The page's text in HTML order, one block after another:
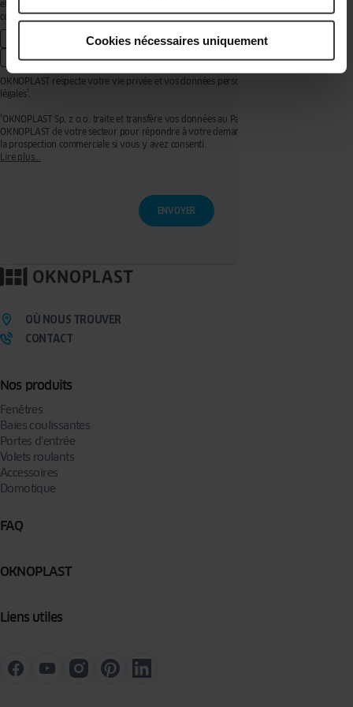
Cookies nécessaires uniquement
et le Partenaire Premium OKNOPLAST de mon secteur pour recevoir de la prospection
commerciale concernant la marque OKNOPLAST :
par appel téléphonique ou SMS
OKNOPLAST respecte votre vie privée et vos données personnelles, voir mentions
légales¹.
¹OKNOPLAST Sp. z o.o. traite et transfère vos données au Partenaire Premium
OKNOPLAST de votre secteur pour répondre à votre demande de devis et effectuer de
la prospection commerciale si vous y avez consenti.
l’établissement de votre devis. Vous disposez d'un droit d'accès, de rectification, de
retrait de votre consentement ainsi que d'un droit à l'effacement, à la limitation du
traitement et à la portabilité que vous pouvez exercer en écrivant à l’adresse :
Lire plus...
Nos produits
Fenêtres
Baies coulissantes
Portes d’entrée
Volets roulants
Accessoires
Domotique
FAQ
OKNOPLAST
Liens utiles
OÙ NOUS TROUVER
CONTACT